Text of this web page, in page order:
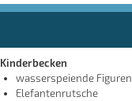
Kinderbecken
wasserspeiende Figuren
Elefantenrutsche